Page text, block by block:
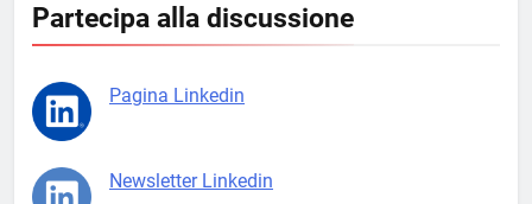
Partecipa alla discussione
Pagina Linkedin
Newsletter Linkedin